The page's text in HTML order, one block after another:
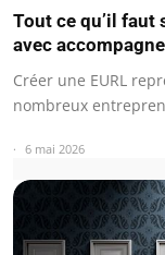
Tout ce qu’il faut
avec
Créer une EURL
nombreux
6 mai 2026